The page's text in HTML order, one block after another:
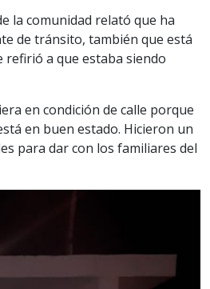
la comunidad relató que ha
de tránsito, también que está
refirió a que estaba siendo
en condición de calle porque
en buen estado. Hicieron un
para dar con los familiares del